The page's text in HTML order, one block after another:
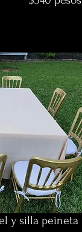
y silla peineta